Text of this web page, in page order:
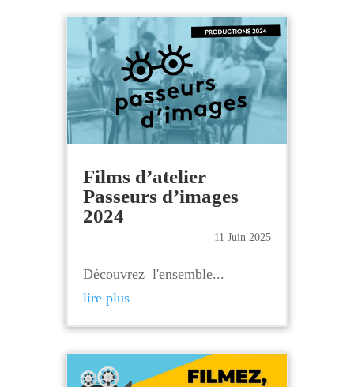
Films d’atelier
Passeurs d’images
2024
11 Juin 2025
Découvrez l'ensemble...
lire plus